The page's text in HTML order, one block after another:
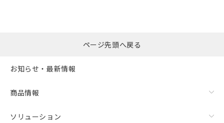
括ダウンロード
ページ先頭へ戻る
お知らせ・最新情報
商品情報
ソリューション